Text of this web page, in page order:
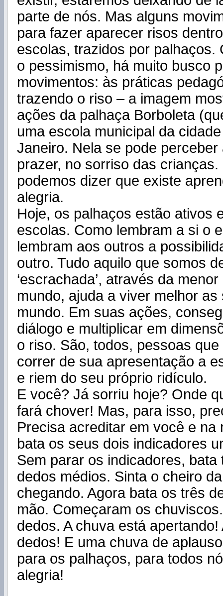
parte de nós. Mas alguns
para fazer aparecer risos
escolas, trazidos por palhaços.
o pessimismo, há muito busco
movimentos: às práticas
trazendo o riso – a imagem
ações da palhaça Borboleta
uma escola municipal da
Janeiro. Nela se pode
prazer, no sorriso das
podemos dizer que existe
alegria.
Hoje, os palhaços estão ativos
escolas. Como lembram a si o
lembram aos outros a
outro. Tudo aquilo que somos
‘escrachada’, através da
mundo, ajuda a viver melhor as
mundo. Em suas ações,
diálogo e multiplicar em
o riso. São, todos, pessoas
correr de sua apresentação a
e riem do seu próprio ridículo.
E você? Já sorriu hoje? Onde
fará chover! Mas, para isso,
Precisa acreditar em você e na
bata os seus dois indicadores
Sem parar os indicadores, bata
dedos médios. Sinta o cheiro
chegando. Agora bata os três
mão. Começaram os
dedos. A chuva está
dedos! E uma chuva de
para os palhaços, para todos
alegria!